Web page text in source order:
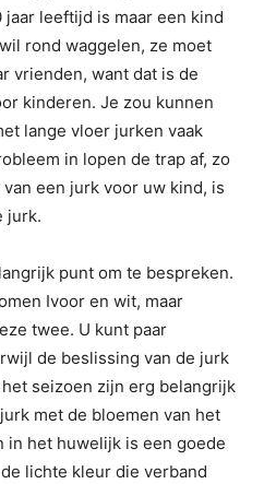
leeftijd is maar een kind
rond waggelen, ze moet
vrienden, want dat is de
kinderen. Je zou kunnen
lange vloer jurken vaak
in lopen de trap af, zo
een jurk voor uw kind, is
jurk.
punt om te bespreken.
Ivoor en wit, maar
twee. U kunt paar
de beslissing van de jurk
seizoen zijn erg belangrijk
met de bloemen van het
in het huwelijk is een goede
lichte kleur die verband